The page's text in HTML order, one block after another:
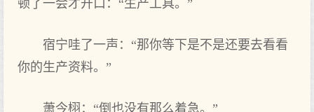
顿了一会才开口‌：“生产工具。”
宿宁哇了一声：“那你等下是不是还‌要去看看
你的生产资料。”
萧今栩：“倒也没有那么着急。”